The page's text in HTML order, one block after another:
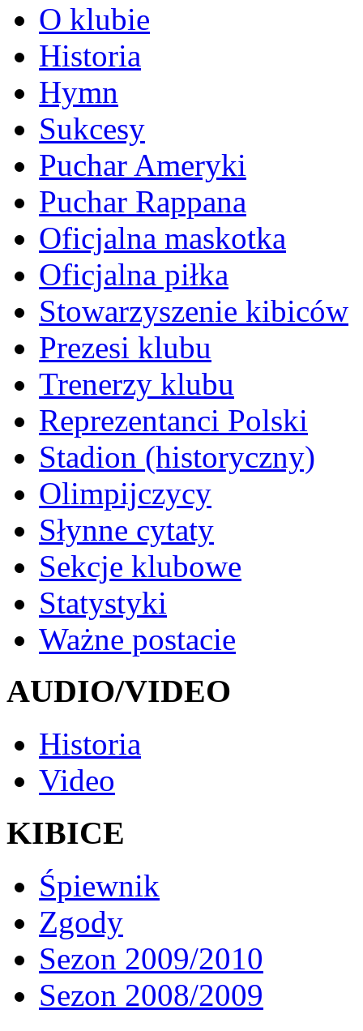
O klubie
Historia
Hymn
Sukcesy
Puchar Ameryki
Puchar Rappana
Oficjalna maskotka
Oficjalna piłka
Stowarzyszenie kibiców
Prezesi klubu
Trenerzy klubu
Reprezentanci Polski
Stadion (historyczny)
Olimpijczycy
Słynne cytaty
Sekcje klubowe
Statystyki
Ważne postacie
AUDIO/VIDEO
Historia
Video
KIBICE
Śpiewnik
Zgody
Sezon 2009/2010
Sezon 2008/2009